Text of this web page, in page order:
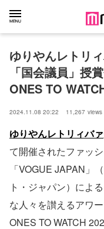
ゆりやんレトリ
「国会議員」授
ONES TO
2024.11.08 20:22 11,267 views
ゆりやんレトリィバァ
て開催されたファッ
「VOGUE JAPAN」
ト・ジャパン）によ
な人々を讃えるアワ
ONES TO WATCH